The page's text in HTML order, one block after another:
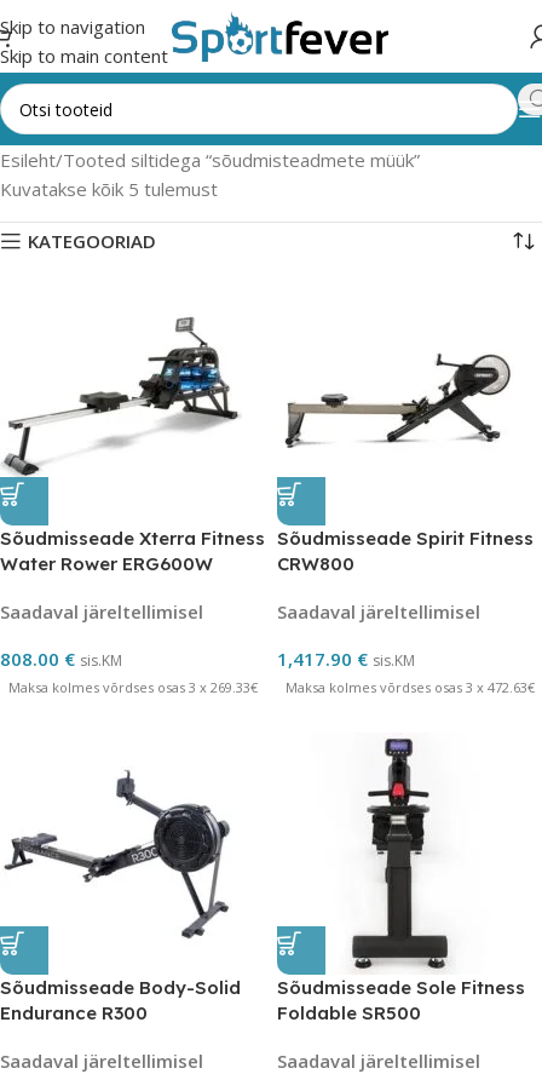
Skip to navigation
Skip to main content
Esileht Tooted siltidega “sõudmisteadmete müük”
Kuvatakse kõik 5 tulemust
KATEGOORIAD
Sõudmisseade Xterra Fitness
Water Rower ERG600W
Saadaval järeltellimisel
808.00 € sis.KM
Maksa kolmes võrdses osas 3 x 269.33€
Sõudmisseade Spirit Fitness
CRW800
Saadaval järeltellimisel
1,417.90 € sis.KM
Maksa kolmes võrdses osas 3 x 472.63€
Sõudmisseade Body-Solid
Endurance R300
Saadaval järeltellimisel
Sõudmisseade Sole Fitness
Foldable SR500
Saadaval järeltellimisel